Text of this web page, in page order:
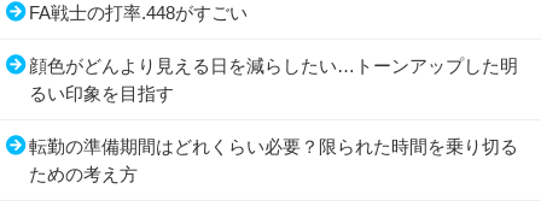
FA戦士の打率.448がすごい
顔色がどんより見える日を減らしたい…トーンアップした明
るい印象を目指す
転勤の準備期間はどれくらい必要？限られた時間を乗り切る
ための考え方